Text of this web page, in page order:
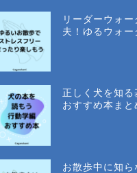
リーダーウォ
夫！ゆるウォー
正しく犬を知
おすすめ本まと
お散歩中に知